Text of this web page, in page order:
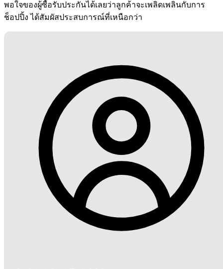
พอใจของผู้ซื้อรับประกันได้เลยว่าลูกค้าจะเพลิดเพลินกับการ
ช็อปปิ้ง ได้สัมผัสประสบการณ์ที่เหนือกว่า